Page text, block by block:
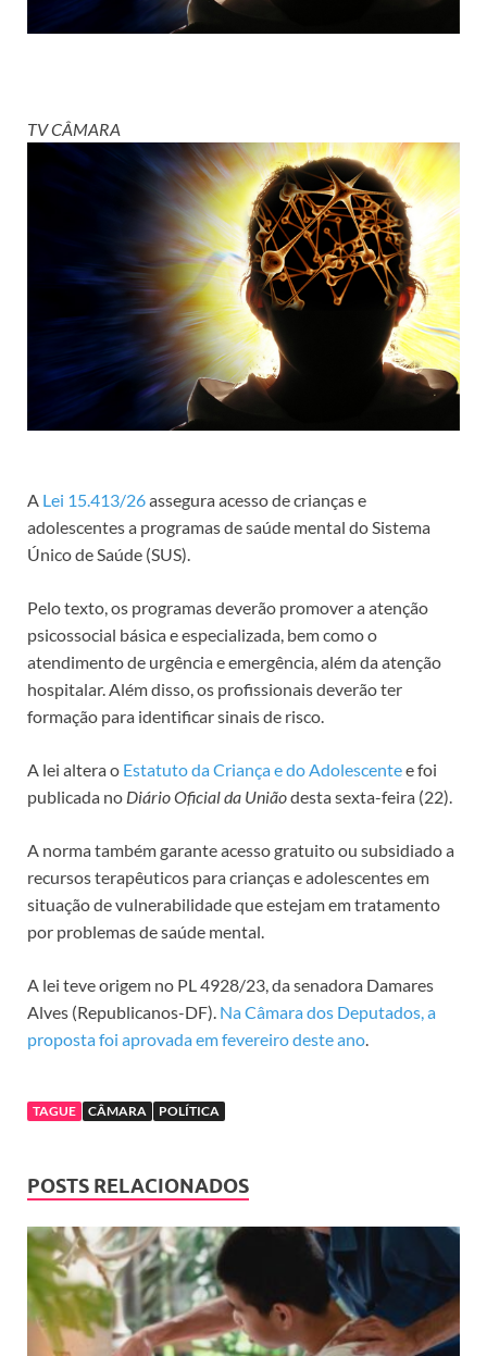
TV CÂMARA
A Lei 15.413/26assegura acesso de crianças e
adolescentes a programas de saúde mental do Sistema
Único de Saúde (SUS).
Pelo texto, os programas deverão promover a atenção
psicossocial básica e especializada, bem como o
atendimento de urgência e emergência, além da atenção
hospitalar. Além disso, os profissionais deverão ter
formação para identificar sinais de risco.
A lei altera o Estatuto da Criança e do Adolescentee foi
publicada no Diário Oficial da Uniãodesta sexta-feira (22).
A norma também garante acesso gratuito ou subsidiado a
recursos terapêuticos para crianças e adolescentes em
situação de vulnerabilidade que estejam em tratamento
por problemas de saúde mental.
A lei teve origem no PL 4928/23, da senadora Damares
Alves (Republicanos-DF). Na Câmara dos Deputados, a
proposta foi aprovada em fevereiro deste ano.
TAGUE CÂMARA POLÍTICA
POSTS RELACIONADOS